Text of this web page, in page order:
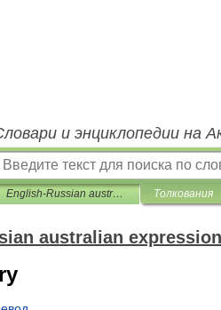
и энциклопедии на
English-Russian australian expression Толкования
australian expression